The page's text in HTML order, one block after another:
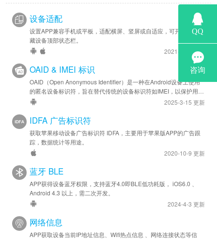
设备适配
设置APP兼容手机或平板，适配横屏、竖屏或自适应，可开启全屏隐
藏设备顶部状态栏。
2021-11-9 更新
OAID & IMEI 标识
OAID（Open Anonymous Identifier）是一种在Android设备上使用
的匿名设备标识符，旨在替代传统的设备标识符如IMEI，以保护用户
隐私。
2025-3-15 更新
IDFA 广告标识符
获取苹果移动设备广告标识符 IDFA，主要用于苹果版APP的广告跟
踪，数据统计等用途。
2020-10-9 更新
蓝牙 BLE
APP获得设备蓝牙权限，支持蓝牙4.0即BLE低功耗版， iOS6.0 、
Android 4.3 以上，需二次开发。
2024-4-3 更新
网络信息
APP获取设备当前IP地址信息、Wifi热点信息 、网络连接状态等信